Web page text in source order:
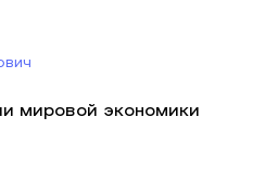
мировой экономики